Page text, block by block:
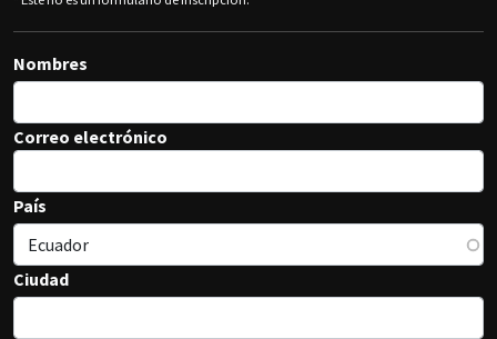
Nombres
Correo electrónico
País
Ciudad